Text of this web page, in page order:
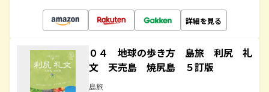
詳細を見る
０４ 地球の歩き方 島旅 利尻 礼
文 天売島 焼尻島 ５訂版
島旅